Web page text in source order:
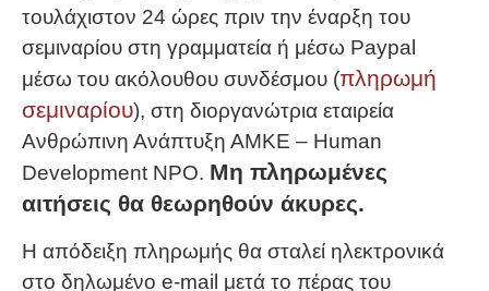
τουλάχιστον 24 ώρες πριν την έναρξη του
σεμιναρίου στη γραμματεία ή μέσω Paypal
μέσω του ακόλουθου συνδέσμου (πληρωμή
σεμιναρίου), στη διοργανώτρια εταιρεία
Ανθρώπινη Ανάπτυξη ΑΜΚΕ – Human
Development NPO. Μη πληρωμένες
αιτήσεις θα θεωρηθούν άκυρες.
Η απόδειξη πληρωμής θα σταλεί ηλεκτρονικά
στο δηλωμένο e-mail μετά το πέρας του